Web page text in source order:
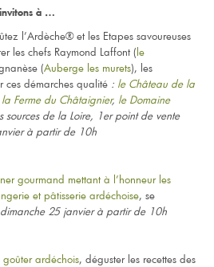
invitons à …
l’Ardèche® et les Etapes savoureuses
les chefs Raymond Laffont (le
(Auberge les murets), les
ces démarches qualité : le Château de la
la Ferme du Châtaignier, le Domaine
sources de la Loire, 1er point de vente
à partir de 10h
gourmand mettant à l’honneur les
et pâtisserie ardéchoise, se
dimanche 25 janvier à partir de 10h
ardéchois, déguster les recettes des